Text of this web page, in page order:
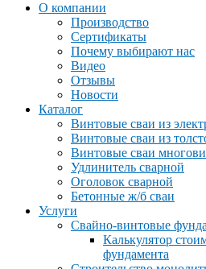
О компании
Производство
Сертификаты
Почему выбирают нас
Видео
Отзывы
Новости
Каталог
Винтовые сваи из
Винтовые сваи из
Винтовые сваи
Удлинитель сварной
Оголовок сварной
Бетонные ж/б сваи
Услуги
Свайно-винтовые
Калькулятор
фундамента